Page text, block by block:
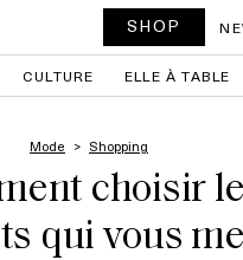
SHOP
CULTURE ELLE À TABLE
Mode Shopping
choisir
qui vous